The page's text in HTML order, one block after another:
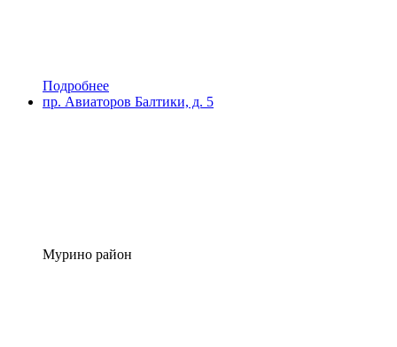
Подробнее
пр. Авиаторов Балтики, д. 5
Мурино район